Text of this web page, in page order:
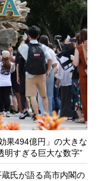
果494億円」の大きな
すぎる巨大な数字”
蔵氏が語る高市内閣の